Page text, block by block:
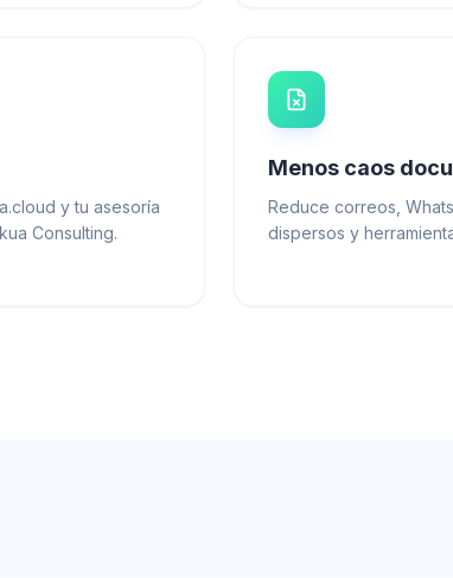
y tu asesoría
Consulting.
Menos caos
Reduce correos,
dispersos y